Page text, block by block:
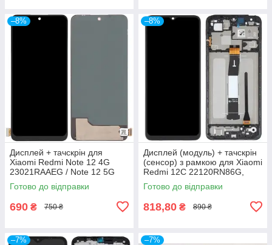
–8%
Дисплей + тачскрін для
Xiaomi Redmi Note 12 4G
23021RAAEG / Note 12 5G
22111317I / Poco X5
22111317PG, TFT
Готово до відправки
690 ₴ 750 ₴
–8%
Дисплей (модуль) + тачскрін
(сенсор) з рамкою для Xiaomi
Redmi 12C 22120RN86G,
Redmi 11A 22120RN86C,
Poco C55, Original (PRC)
Готово до відправки
818,80 ₴ 890 ₴
–7% –7%